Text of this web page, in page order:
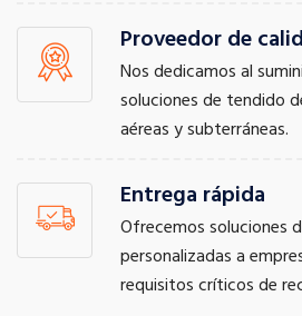
Proveedor de
Nos dedicamos al
soluciones de tendido
aéreas y subterráneas.
Entrega rápida
Ofrecemos soluciones
personalizadas a
requisitos críticos de